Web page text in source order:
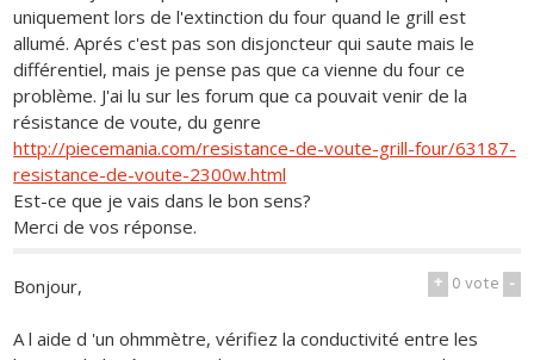
uniquement lors de l'extinction du four quand le grill est
allumé. Aprés c'est pas son disjoncteur qui saute mais le
différentiel, mais je pense pas que ca vienne du four ce
problème. J'ai lu sur les forum que ca pouvait venir de la
résistance de voute, du genre
http://piecemania.com/resistance-de-voute-grill-four/63187-
resistance-de-voute-2300w.html
Est-ce que je vais dans le bon sens?
Merci de vos réponse.
+ 0vote -
Bonjour,
A l aide d 'un ohmmètre, vérifiez la conductivité entre les